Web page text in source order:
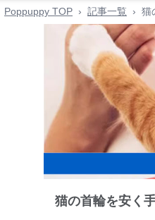
Poppuppy TOP › 記事一覧 › 猫
猫の首輪を安く